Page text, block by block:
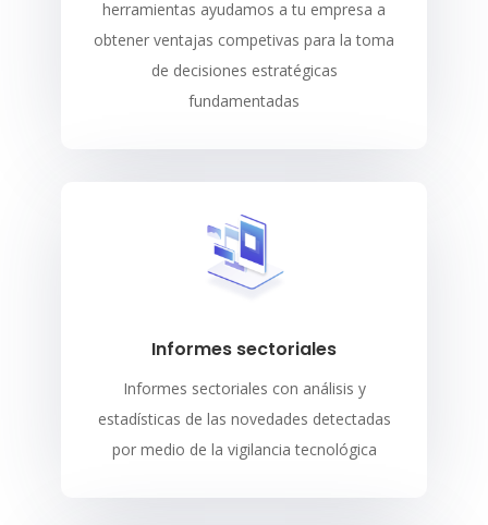
herramientas ayudamos a tu empresa a
obtener ventajas competivas para la toma
de decisiones estratégicas
fundamentadas
Informes sectoriales
Informes sectoriales con análisis y
estadísticas de las novedades detectadas
por medio de la vigilancia tecnológica